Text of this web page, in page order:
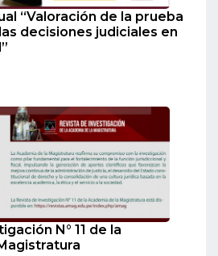
“Valoración de la prueba
decisiones judiciales en
N° 11 de la